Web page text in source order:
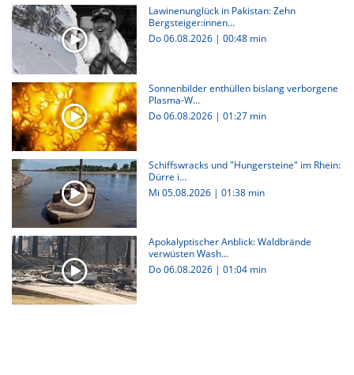
Lawinenunglück in Pakistan: Zehn
Bergsteiger:innen...
Do 06.08.2026 | 00:48 min
Sonnenbilder enthüllen bislang verborgene
Plasma-W...
Do 06.08.2026 | 01:27 min
Schiffswracks und "Hungersteine" im Rhein:
Dürre i...
Mi 05.08.2026 | 01:38 min
Apokalyptischer Anblick: Waldbrände
verwüsten Wash...
Do 06.08.2026 | 01:04 min